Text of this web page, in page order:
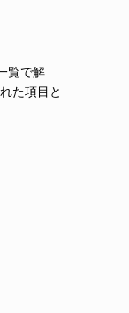
覧で解
た項目と